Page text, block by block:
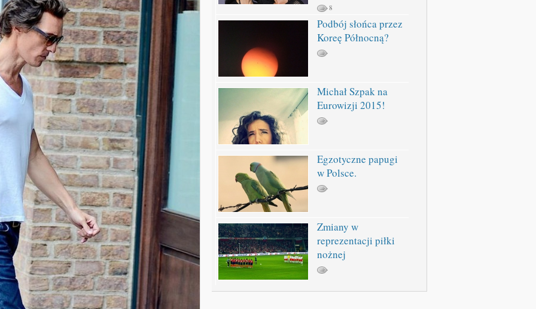
8
Podbój słońca przez
Koreę Północną?
Michał Szpak na
Eurowizji 2015!
Egzotyczne papugi
w Polsce.
Zmiany w
reprezentacji piłki
nożnej